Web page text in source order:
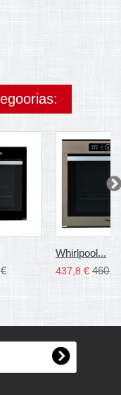
Whirlpool...
437,8 € 460,9